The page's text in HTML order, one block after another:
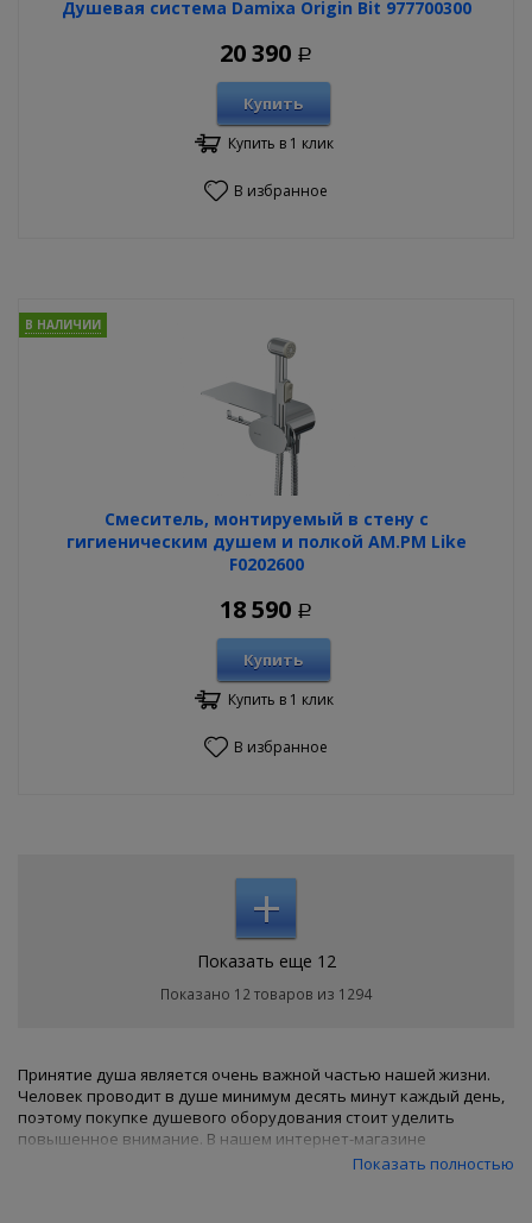
Душевая система Damixa Origin Bit 977700300
20 390 Р
Купить
Купить в 1 клик
В избранное
Смеситель, монтируемый в стену с
гигиеническим душем и полкой AM.PM Like
F0202600
В НАЛИЧИИ
18 590 Р
Купить
Купить в 1 клик
В избранное
+
Показать еще 12
Показано 12 товаров из 1294
Принятие душа является очень важной частью нашей жизни.
Человек проводит в душе минимум десять минут каждый день,
поэтому покупке душевого оборудования стоит уделить
повышенное внимание. В нашем интернет-магазине
сантехники «Сантехмега» представлены только самые
Показать полностью